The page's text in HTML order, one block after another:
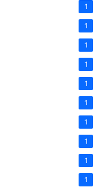
1
1
1
1
1
1
1
1
1
1